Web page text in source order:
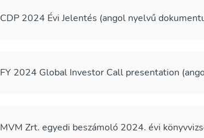
CDP 2024 Évi Jelentés (angol nyelvű
FY 2024 Global Investor Call presentation
MVM Zrt. egyedi beszámoló 2024. évi